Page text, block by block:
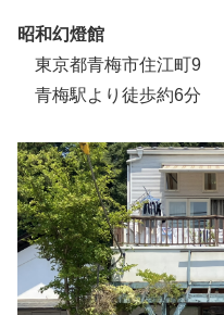
昭和幻燈館
東京都青梅市住江町9
青梅駅より徒歩約6分